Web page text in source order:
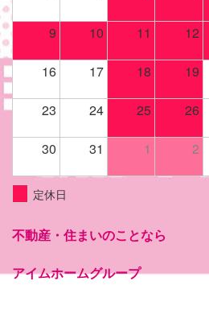
9 10 11 12
16 17 18 19
23 24 25 26
30 31 1 2
定休日
不動産・住まいのことなら
アイムホームグループ